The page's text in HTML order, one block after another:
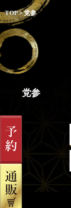
TOP>党参
党参